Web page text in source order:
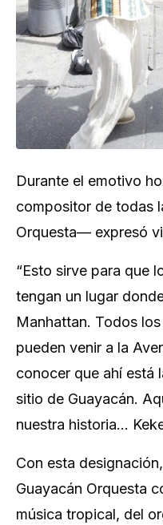
Durante el emotivo
compositor de todas
Orquesta— expresó
“Esto sirve para que
tengan un lugar
Manhattan. Todos
pueden venir a la
conocer que ahí está
sitio de Guayacán.
nuestra historia…
Con esta
Guayacán Orquesta
música tropical, del